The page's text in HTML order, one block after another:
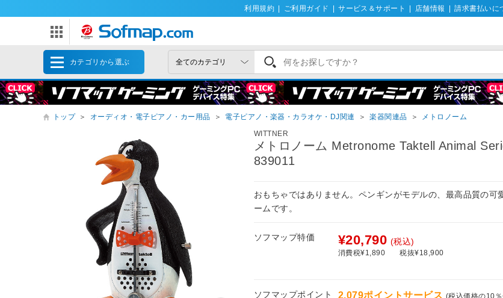
利用規約 ご利用ガイド サービス＆サポート 店舗情報 請求書払いに
カテゴリから選ぶ
トップ ＞ オーディオ・電子ピアノ・カー用品 ＞ 電子ピアノ・楽器・カラオケ・DJ関連 ＞ 楽器関連品 ＞
メトロノーム
WITTNER
メトロノーム Metronome Taktell Animal
839011
おもちゃではありません。ペンギンがモデルの、最高品質の可
ームです。
ソフマップ特価 ¥20,790 (税込)
消費税¥1,890 税抜¥18,900
ソフマップポイント 2,079ポイントサービス (税込価格の10